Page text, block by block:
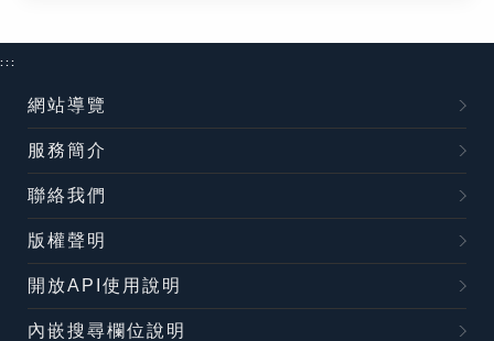
:::
網站導覽
服務簡介
聯絡我們
版權聲明
開放API使用說明
內嵌搜尋欄位說明